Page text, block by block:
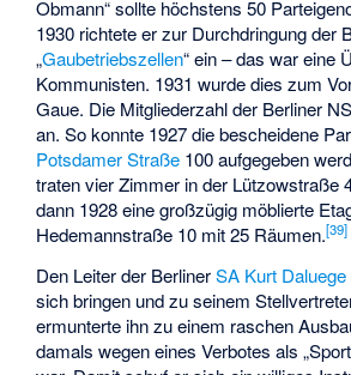
Obmann“ sollte höchstens 50
1930 richtete er zur Durchdringung der
„Gaubetriebszellen“ ein – das war eine
Kommunisten. 1931 wurde dies zum
Gaue. Die Mitgliederzahl der Berliner
an. So konnte 1927 die bescheidene
Potsdamer Straße 100 aufgegeben
traten vier Zimmer in der Lützowstraße
dann 1928 eine großzügig möblierte
Hedemannstraße 10 mit 25 Räumen.[39]
Den Leiter der BerlinerSA Kurt Daluege
sich bringen und zu seinem
ermunterte ihn zu einem raschen
damals wegen eines Verbotes als